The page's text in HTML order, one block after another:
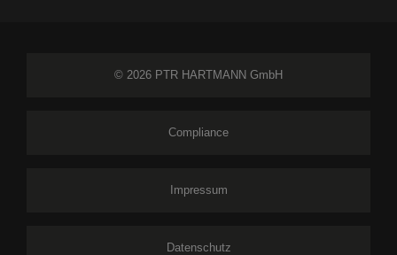
© 2026 PTR HARTMANN GmbH
Compliance
Impressum
Datenschutz